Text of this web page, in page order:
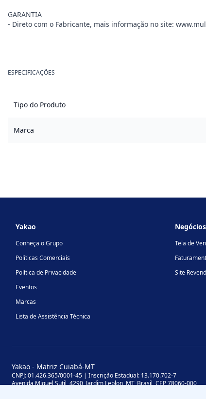
GARANTIA
- Direto com o Fabricante, mais informação no site:
ESPECIFICAÇÕES
Tipo do Produto
Marca
Yakao
Conheça o Grupo
Políticas Comerciais
Política de Privacidade
Eventos
Marcas
Lista de Assistência Técnica
Negócios
Tela de
Site
Yakao - Matriz Cuiabá-MT
CNPJ: 01.426.365/0001-45 | Inscrição Estadual: 13.170.702-7
Avenida Miguel Sutil, 4290, Jardim Leblon, MT, Brasil, CEP 78060-000